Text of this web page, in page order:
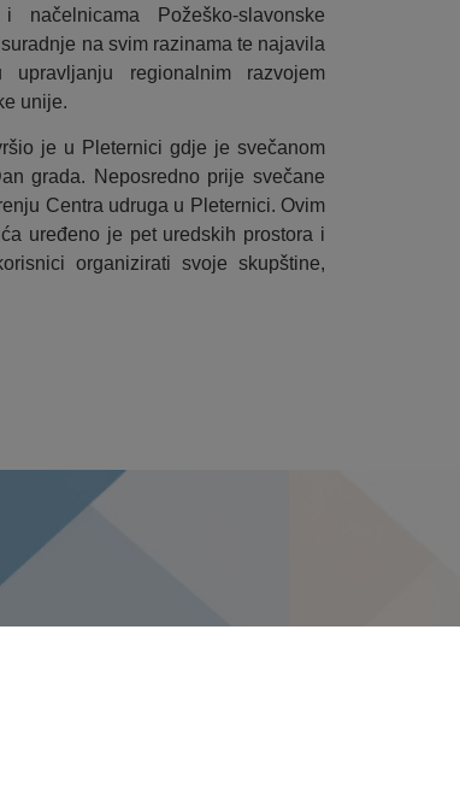
Požeško-slavonske
na svim razinama te najavila
regionalnim razvojem
unije.
je u Pleternici gdje je svečanom
grada. Neposredno prije svečane
Centra udruga u Pleternici. Ovim
uređeno je pet uredskih prostora i
organizirati svoje skupštine,